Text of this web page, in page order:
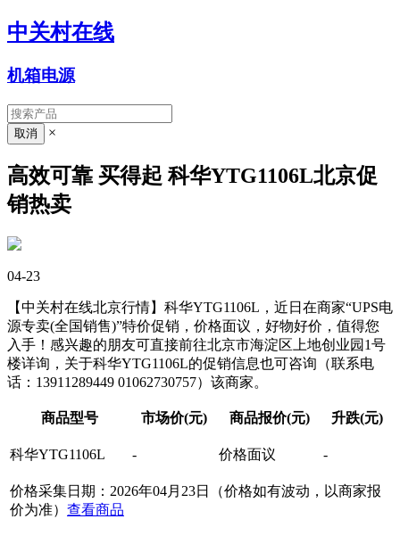
中关村在线
机箱电源
×
高效可靠 买得起 科华YTG1106L北京促
销热卖
04-23
【中关村在线北京行情】科华YTG1106L，近日在商家“UPS电
源专卖(全国销售)”特价促销，价格面议，好物好价，值得您
入手！感兴趣的朋友可直接前往北京市海淀区上地创业园1号
楼详询，关于科华YTG1106L的促销信息也可咨询（联系电
话：13911289449 01062730757）该商家。
商品型号 市场价(元) 商品报价(元) 升跌(元)
科华YTG1106L - 价格面议 -
价格采集日期：2026年04月23日（价格如有波动，以商家报
价为准） 查看商品